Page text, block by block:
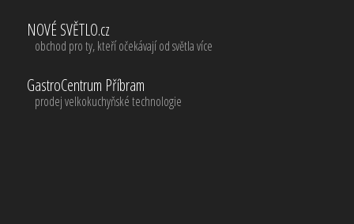
NOVÉ SVĚTLO.cz
obchod pro ty, kteří očekávají od světla více
GastroCentrum Příbram
prodej velkokuchyňské technologie